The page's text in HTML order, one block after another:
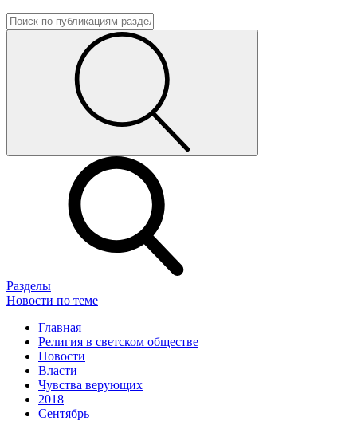
Разделы
Новости по теме
Главная
Религия в светском обществе
Новости
Власти
Чувства верующих
2018
Сентябрь